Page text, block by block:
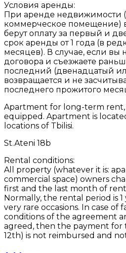
Условия аренды:
При аренде недвижимости
коммерческое помещение)
берут оплату за первый и
срок аренды от 1 года (в
месяцев). В случае, если вы
договора и съезжаете
последний (двенадцатый
возвращается и не
последнего прожитого
Apartment for long-term
equipped. Apartment is
locations of Tbilisi.
St.Ateni 18b
Rental conditions:
All property (whatever it is:
commercial space) owners
first and the last month of
Normally, the rental period is 1
very rare occasions. In case
conditions of the agreement
agreed, then the payment for
12th) is not reimbursed and